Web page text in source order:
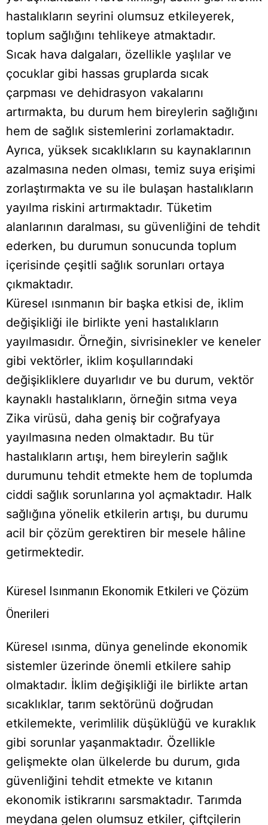
hastalıkların seyrini olumsuz etkileyerek,
toplum sağlığını tehlikeye atmaktadır.
Sıcak hava dalgaları, özellikle yaşlılar ve
çocuklar gibi hassas gruplarda sıcak
çarpması ve dehidrasyon vakalarını
artırmakta, bu durum hem bireylerin sağlığını
hem de sağlık sistemlerini zorlamaktadır.
Ayrıca, yüksek sıcaklıkların su kaynaklarının
azalmasına neden olması, temiz suya erişimi
zorlaştırmakta ve su ile bulaşan hastalıkların
yayılma riskini artırmaktadır. Tüketim
alanlarının daralması, su güvenliğini de tehdit
ederken, bu durumun sonucunda toplum
içerisinde çeşitli sağlık sorunları ortaya
çıkmaktadır.
Küresel ısınmanın bir başka etkisi de, iklim
değişikliği ile birlikte yeni hastalıkların
yayılmasıdır. Örneğin, sivrisinekler ve keneler
gibi vektörler, iklim koşullarındaki
değişikliklere duyarlıdır ve bu durum, vektör
kaynaklı hastalıkların, örneğin sıtma veya
Zika virüsü, daha geniş bir coğrafyaya
yayılmasına neden olmaktadır. Bu tür
hastalıkların artışı, hem bireylerin sağlık
durumunu tehdit etmekte hem de toplumda
ciddi sağlık sorunlarına yol açmaktadır. Halk
sağlığına yönelik etkilerin artışı, bu durumu
acil bir çözüm gerektiren bir mesele hâline
getirmektedir.
Küresel Isınmanın Ekonomik Etkileri ve Çözüm
Önerileri
Küresel ısınma, dünya genelinde ekonomik
sistemler üzerinde önemli etkilere sahip
olmaktadır. İklim değişikliği ile birlikte artan
sıcaklıklar, tarım sektörünü doğrudan
etkilemekte, verimlilik düşüklüğü ve kuraklık
gibi sorunlar yaşanmaktadır. Özellikle
gelişmekte olan ülkelerde bu durum, gıda
güvenliğini tehdit etmekte ve kıtanın
ekonomik istikrarını sarsmaktadır. Tarımda
meydana gelen olumsuz etkiler, çiftçilerin